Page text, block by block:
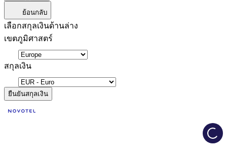
ย้อนกลับ
เลือกสกุลเงินด้านล่าง
เขตภูมิศาสตร์
สกุลเงิน
ยืนยันสกุลเงิน